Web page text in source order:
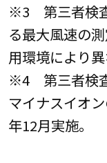
※3 第三者検
る最大風速の
用環境により異
※4 第三者検
マイナスイオ
年12月実施。